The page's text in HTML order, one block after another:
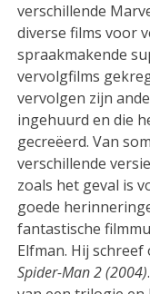
verschillende
diverse films voor
spraakmakende
vervolgfilms
vervolgen zijn
ingehuurd en die
gecreëerd. Van
verschillende
zoals het geval is
goede
fantastische
Elfman. Hij
Spider-Man 2 (2004)